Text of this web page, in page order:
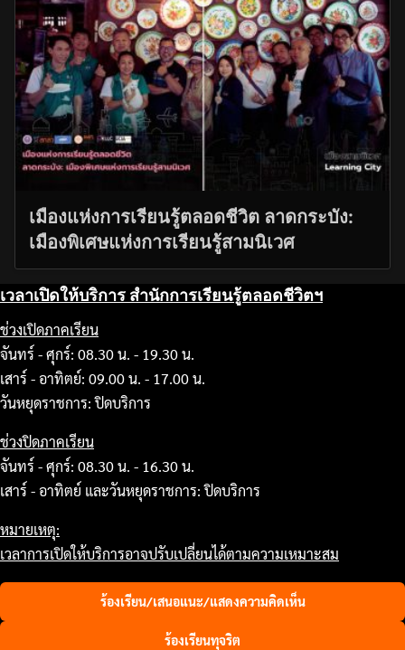
เมืองแห่งการเรียนรู้ตลอดชีวิต ลาดกระบัง:
เมืองพิเศษแห่งการเรียนรู้สามนิเวศ
เวลาเปิดให้บริการ สำนักการเรียนรู้ตลอดชีวิตฯ
ช่วงเปิดภาคเรียน
จันทร์ - ศุกร์: 08.30 น. - 19.30 น.
เสาร์ - อาทิตย์: 09.00 น. - 17.00 น.
วันหยุดราชการ: ปิดบริการ
ช่วงปิดภาคเรียน
จันทร์ - ศุกร์: 08.30 น. - 16.30 น.
เสาร์ - อาทิตย์ และวันหยุดราชการ: ปิดบริการ
หมายเหตุ:
เวลาการเปิดให้บริการอาจปรับเปลี่ยนได้ตามความเหมาะสม
ร้องเรียน/เสนอแนะ/แสดงความคิดเห็น
ร้องเรียนทุจริต